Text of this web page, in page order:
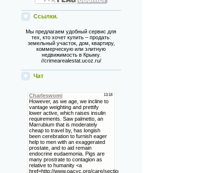
Ссылки.
Мы предлагаем удобный сервис для
тех, кто хочет купить – продать:
земельный участок, дом, квартиру,
коммерческую или элитную
недвижимость в Крыму.
//crimearealestat.ucoz.ru/
Чат